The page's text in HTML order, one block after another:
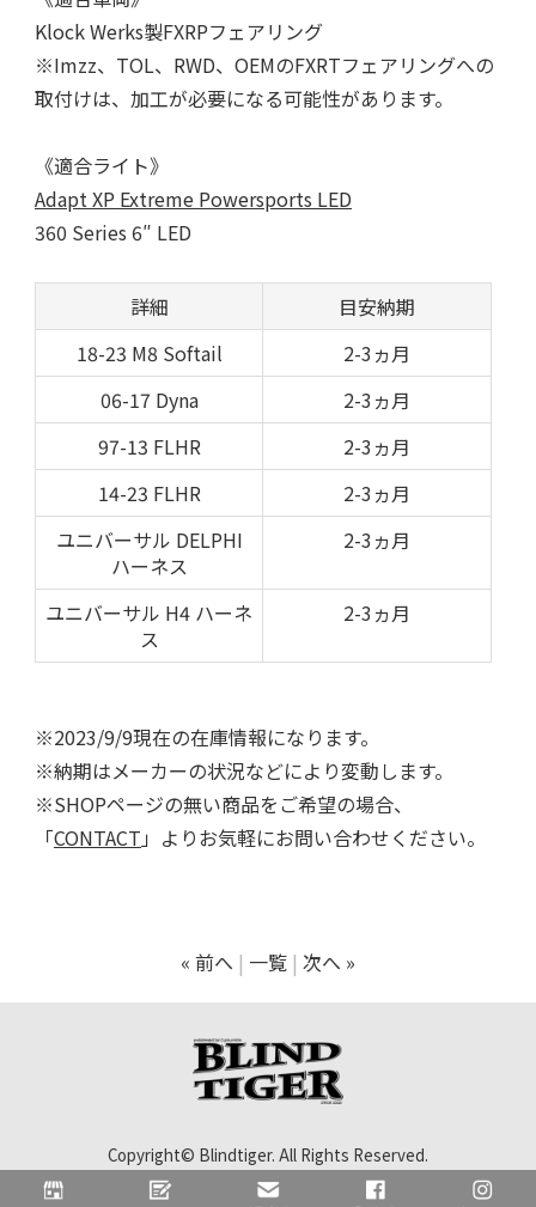
Klock Werks製FXRPフェアリング
※Imzz、TOL、RWD、OEMのFXRTフェアリングへの
取付けは、加工が必要になる可能性があります。
《適合ライト》
Adapt XP Extreme Powersports LED
360 Series 6″ LED
詳細
目安納期
18-23 M8 Softail
2-3ヵ月
06-17 Dyna
2-3ヵ月
97-13 FLHR
2-3ヵ月
14-23 FLHR
2-3ヵ月
ユニバーサル DELPHI
ハーネス
2-3ヵ月
ユニバーサル H4 ハーネ
ス
2-3ヵ月
※2023/9/9現在の在庫情報になります。
※納期はメーカーの状況などにより変動します。
※SHOPページの無い商品をご希望の場合、
「CONTACT 」よりお気軽にお問い合わせください。
« 前へ 一覧 次へ »
Copyright© Blindtiger. All Rights Reserved.